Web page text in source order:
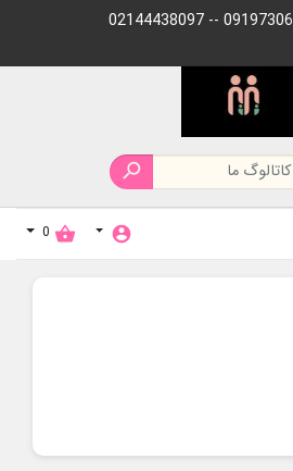

account_circle
shopping_basket
0